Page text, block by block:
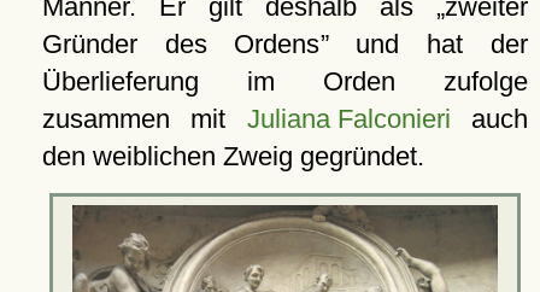
Männer. Er gilt deshalb als
zweiter
Gründer des Ordens und hat der
Überlieferung im Orden zufolge
zusammen mit Juliana Falconieri auch
den weiblichen Zweig gegründet.